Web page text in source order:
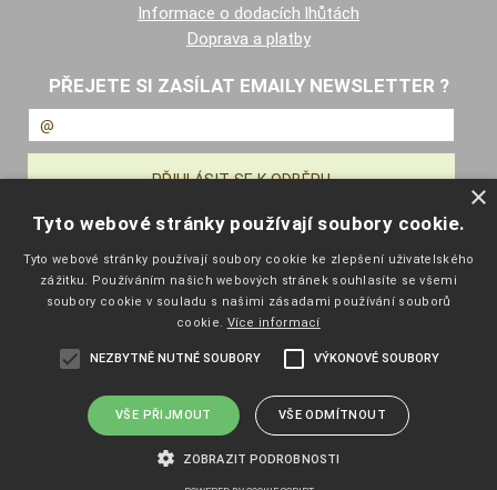
Informace o dodacích lhůtách
Doprava a platby
PŘEJETE SI ZASÍLAT EMAILY NEWSLETTER ?
NAVIGACE
Úvodní strana
Katalog zboží
Obchodní podmínky
Odstoupení od smlouvy
eshop.pelisport.cz,provozováno na systému
×
Tyto webové stránky používají soubory cookie.
Tyto webové stránky používají soubory cookie ke zlepšení uživatelského
zážitku. Používáním našich webových stránek souhlasíte se všemi
soubory cookie v souladu s našimi zásadami používání souborů
cookie. Více informací
NEZBYTNĚ NUTNÉ SOUBORY VÝKONOVÉ SOUBORY
VŠE PŘIJMOUT VŠE ODMÍTNOUT
ZOBRAZIT PODROBNOSTI